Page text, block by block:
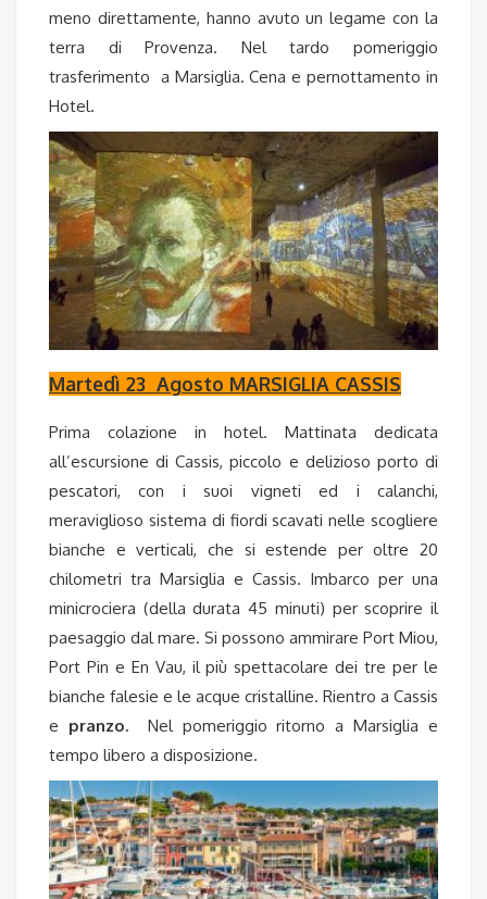
meno direttamente, hanno avuto un legame con la
terra di Provenza. Nel tardo pomeriggio
trasferimento a Marsiglia. Cena e pernottamento in
Hotel.
Martedì 23 Agosto MARSIGLIA CASSIS
Prima colazione in hotel. Mattinata dedicata
all’escursione di Cassis, piccolo e delizioso porto di
pescatori, con i suoi vigneti ed i calanchi,
meraviglioso sistema di fiordi scavati nelle scogliere
bianche e verticali, che si estende per oltre 20
chilometri tra Marsiglia e Cassis. Imbarco per una
minicrociera (della durata 45 minuti) per scoprire il
paesaggio dal mare. Si possono ammirare Port Miou,
Port Pin e En Vau, il più spettacolare dei tre per le
bianche falesie e le acque cristalline. Rientro a Cassis
e pranzo.Nel pomeriggio ritorno a Marsiglia e
tempo libero a disposizione.